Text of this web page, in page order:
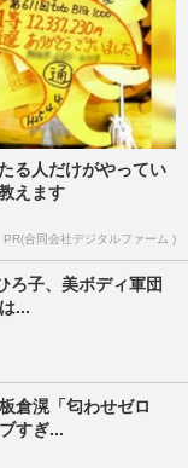
る人だけがやってい
えます
PR(合同会社デジタルファーム )
ろ子、美ボディ軍団
...
倉滉「匂わせゼロ
すぎ...